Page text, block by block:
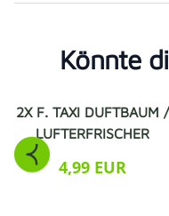
Könnte
2X F. TAXI DUFTBAUM /
LUFTERFRISCHER
4,99 EUR